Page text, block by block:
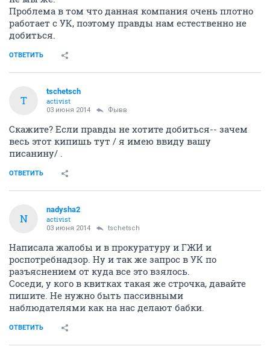
Проблема в том что данная компания очень плотно
работает с УК, поэтому правды нам естественно не
добиться.
ОТВЕТИТЬ
T
tschetsch
activist
03 июня 2014 Фывв
Скажите? Если правды не хотите добиться-- зачем
весь этот кипишь тут / я имею ввиду вашу
писанину/ .
ОТВЕТИТЬ
N
nadysha2
activist
03 июня 2014 tschetsch
Написала жалобы и в прокуратуру и ГЖИ и
роспотребнадзор. Ну и так же запрос в УК по
разъяснением от куда все это взялось.
Соседи, у кого в квитках такая же строчка, давайте
пишите. Не нужно быть пассивными
наблюдателями как на нас делают бабки.
ОТВЕТИТЬ